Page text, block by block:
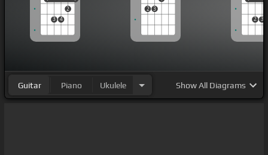
3 4
2 2 3
2 3
Guitar Piano Ukulele ShowAll Diagrams